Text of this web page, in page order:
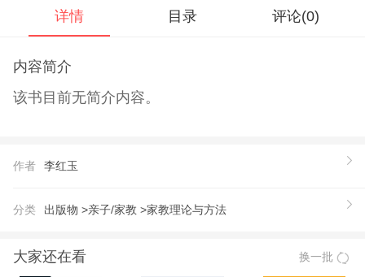
详情 目录 评论(0)
内容简介
该书目前无简介内容。
作者 李红玉
分类 出版物 >亲子/家教 >家教理论与方法
大家还在看 换一批